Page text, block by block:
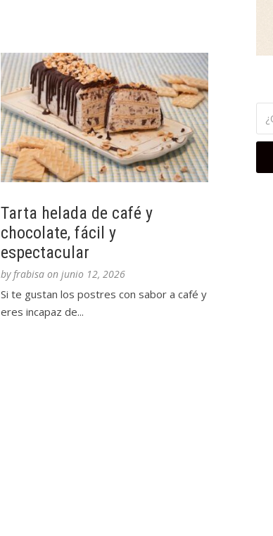
Tarta helada de café y
chocolate, fácil y
espectacular
by frabisa on junio 12, 2026
Si te gustan los postres con sabor a café y
eres incapaz de...